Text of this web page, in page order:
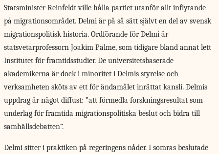
Statsminister Reinfeldt ville hålla partiet utanför allt inflytande
på migrationsområdet. Delmi är på så sätt självt en del av svensk
migrationspolitisk historia. Ordförande för Delmi är
statsvetarprofessorn Joakim Palme, som tidigare bland annat lett
Institutet för framtidsstudier. De universitetsbaserade
akademikerna är dock i minoritet i Delmis styrelse och
verksamheten sköts av ett för ändamålet inrättat kansli. Delmis
uppdrag är något diffust: ”att förmedla forskningsresultat som
underlag för framtida migrationspolitiska beslut och bidra till
samhällsdebatten”.
Delmi sitter i praktiken på regeringens nåder. I somras beslutade